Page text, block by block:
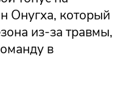
Онугха, который
из-за травмы,
в